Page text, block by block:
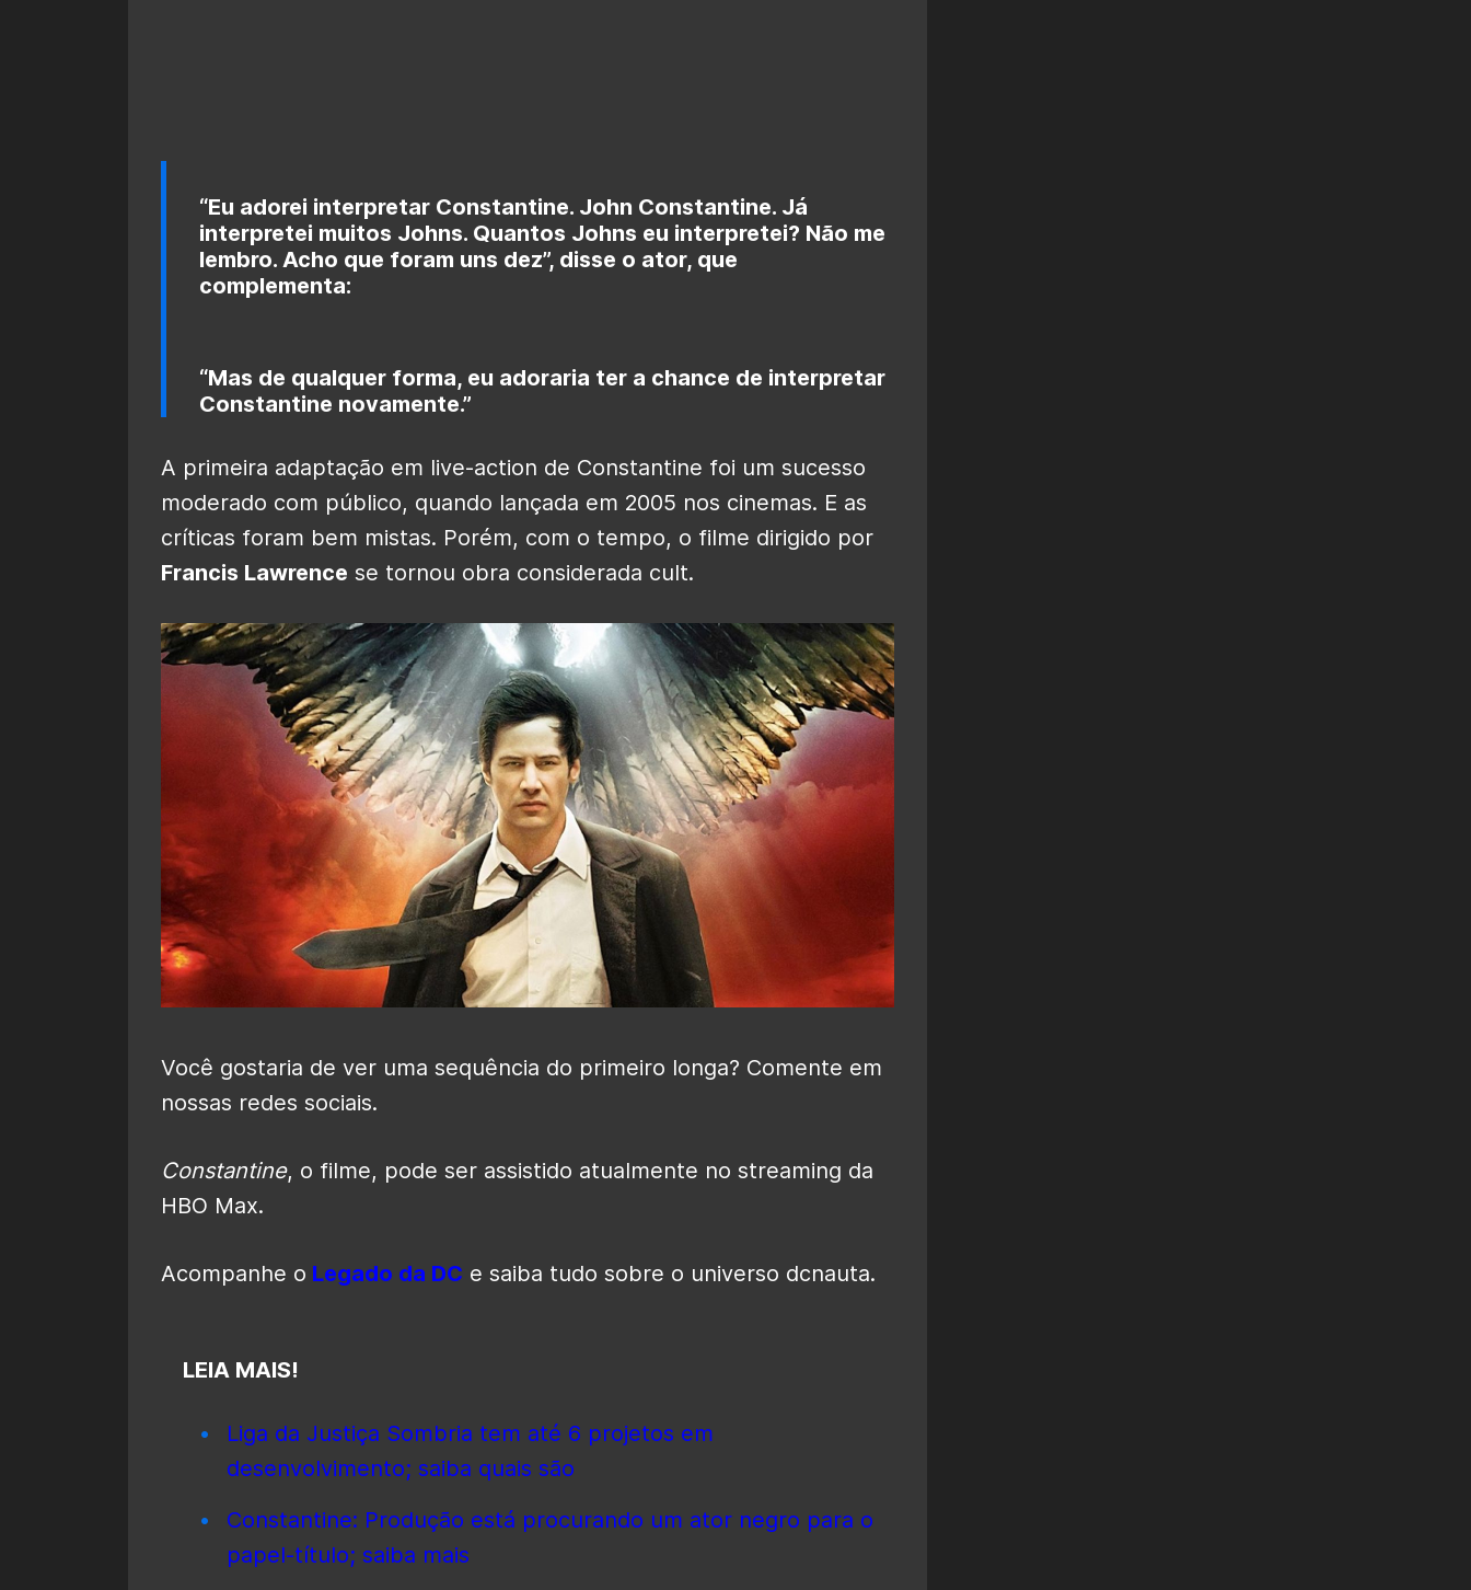
“Eu adorei interpretar Constantine. John Constantine. Já
interpretei muitos Johns. Quantos Johns eu interpretei? Não me
lembro. Acho que foram uns dez”, disse o ator, que
complementa:
“Mas de qualquer forma, eu adoraria ter a chance de interpretar
Constantine novamente.”
A primeira adaptação em live-action de Constantine foi um sucesso
moderado com público, quando lançada em 2005 nos cinemas. E as
críticas foram bem mistas. Porém, com o tempo, o filme dirigido por
Francis Lawrence se tornou obra considerada cult.
Você gostaria de ver uma sequência do primeiro longa? Comente em
nossas redes sociais.
Constantine, o filme, pode ser assistido atualmente no streaming da
HBO Max.
Acompanhe o Legado da DC e saiba tudo sobre o universo dcnauta.
LEIA MAIS!
Liga da Justiça Sombria tem até 6 projetos em
desenvolvimento; saiba quais são
Constantine: Produção está procurando um ator negro para o
papel-título; saiba mais